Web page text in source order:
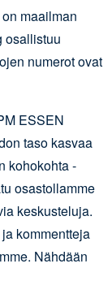
maailman
osallistuu
numerot ovat
ESSEN
taso kasvaa
kohokohta -
osastollamme
keskusteluja.
kommentteja
Nähdään